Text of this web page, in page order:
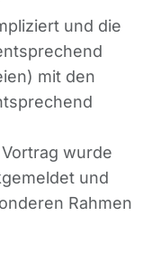
und die
mit den
wurde
und
Rahmen